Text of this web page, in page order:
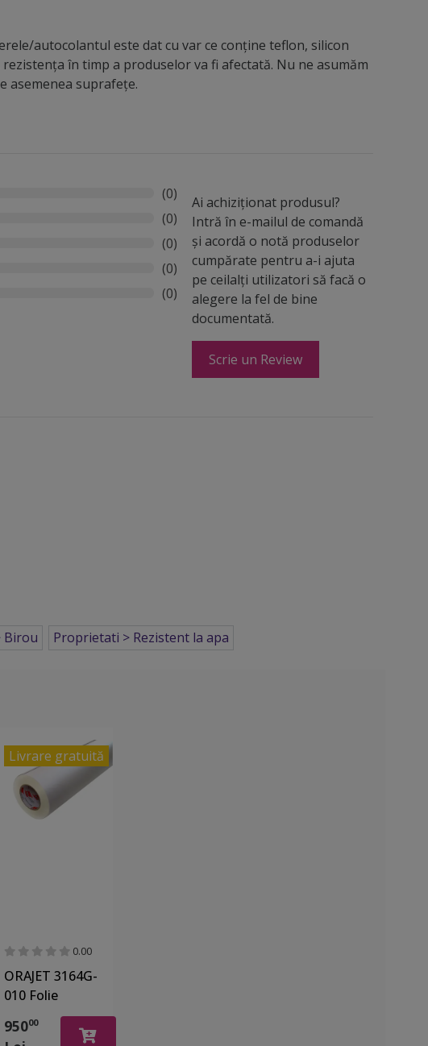
autocolantul este dat cu var ce conține teflon, silicon
în timp a produselor va fi afectată. Nu ne asumăm
asemenea suprafețe.
(0)
(0)
(0)
(0)
(0)
Ai achiziționat produsul?
Intră în e-mailul de comandă
și acordă o notă produselor
cumpărate pentru a-i ajuta
pe ceilalți utilizatori să facă o
alegere la fel de bine
documentată.
Scrie un Review
Birou Proprietati > Rezistent la apa
Livrare gratuită
0.00
ORAJET 3164G-
010 Folie
adezivă, pentru
printuri
95000